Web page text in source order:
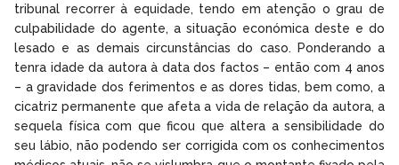
tribunal recorrer à equidade, tendo em atenção o grau de
culpabilidade do agente, a situação económica deste e do
lesado e as demais circunstâncias do caso. Ponderando a
tenra idade da autora à data dos factos – então com 4 anos
– a gravidade dos ferimentos e as dores tidas, bem como, a
cicatriz permanente que afeta a vida de relação da autora, a
sequela física com que ficou que altera a sensibilidade do
seu lábio, não podendo ser corrigida com os conhecimentos